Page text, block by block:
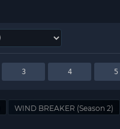
3 4 5
WIND BREAKER (Season 2)